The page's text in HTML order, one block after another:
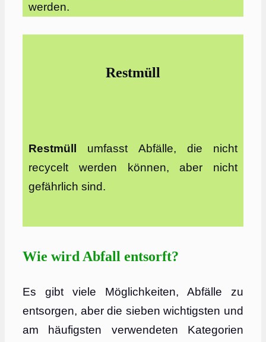
werden.
Restmüll
Restmüll umfasst Abfälle, die nicht
recycelt werden können, aber nicht
gefährlich sind.
Wie wird Abfall entsorft?
Es gibt viele Möglichkeiten, Abfälle zu
entsorgen, aber die sieben wichtigsten und
am häufigsten verwendeten Kategorien